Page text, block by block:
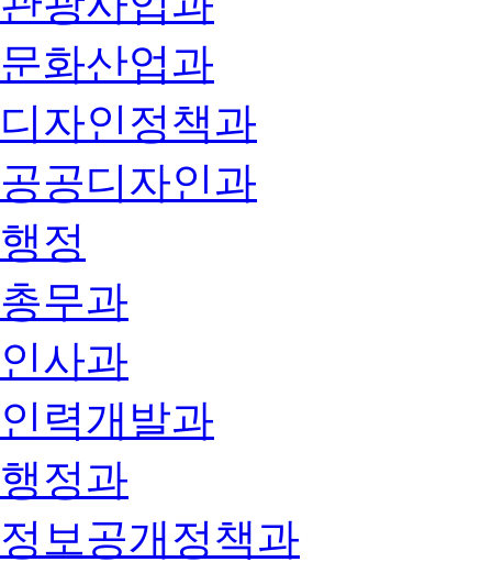
문화산업과
디자인정책과
공공디자인과
행정
총무과
인사과
인력개발과
행정과
정보공개정책과